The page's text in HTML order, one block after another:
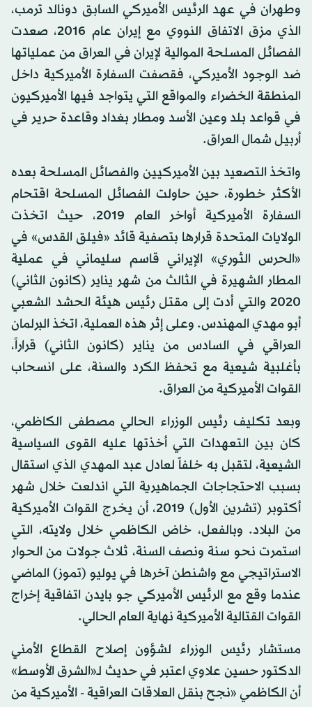
وطهران في عهد الرئيس الأميركي السابق دونالد ترمب،
الذي مزق الاتفاق النووي مع إيران عام 2016، صعدت
الفصائل المسلحة الموالية لإيران في العراق من عملياتها
ضد الوجود الأميركي، فقصفت السفارة الأميركية داخل
المنطقة الخضراء والمواقع التي يتواجد فيها الأميركيون
في قواعد بلد وعين الأسد ومطار بغداد وقاعدة حرير في
أربيل شمال العراق.
واتخذ التصعيد بين الأميركيين والفصائل المسلحة بعده
الأكثر خطورة، حين حاولت الفصائل المسلحة اقتحام
السفارة الأميركية أواخر العام 2019، حيث اتخذت
الولايات المتحدة قرارها بتصفية قائد «فيلق القدس» في
«الحرس الثوري» الإيراني قاسم سليماني في عملية
المطار الشهيرة في الثالث من شهر يناير (كانون الثاني)
2020 والتي أدت إلى مقتل رئيس هيئة الحشد الشعبي
أبو مهدي المهندس. وعلى إثر هذه العملية، اتخذ البرلمان
العراقي في السادس من يناير (كانون الثاني) قراراً،
بأغلبية شيعية مع تحفظ الكرد والسنة، على انسحاب
القوات الأميركية من العراق.
وبعد تكليف رئيس الوزراء الحالي مصطفى الكاظمي،
كان بين التعهدات التي أخذتها عليه القوى السياسية
الشيعية، لتقبل به خلفاً لعادل عبد المهدي الذي استقال
بسبب الاحتجاجات الجماهيرية التي اندلعت خلال شهر
أكتوبر (تشرين الأول) 2019، أن يخرج القوات الأميركية
من البلاد. وبالفعل، خاض الكاظمي خلال ولايته، التي
استمرت نحو سنة ونصف السنة، ثلاث جولات من الحوار
الاستراتيجي مع واشنطن آخرها في يوليو (تموز) الماضي
عندما وقع مع الرئيس الأميركي جو بايدن اتفاقية إخراج
القوات القتالية الأميركية نهاية العام الحالي.
مستشار رئيس الوزراء لشؤون إصلاح القطاع الأمني
الدكتور حسين علاوي اعتبر في حديث لـ«الشرق الأوسط»
أن الكاظمي «نجح بنقل العلاقات العراقية - الأميركية من